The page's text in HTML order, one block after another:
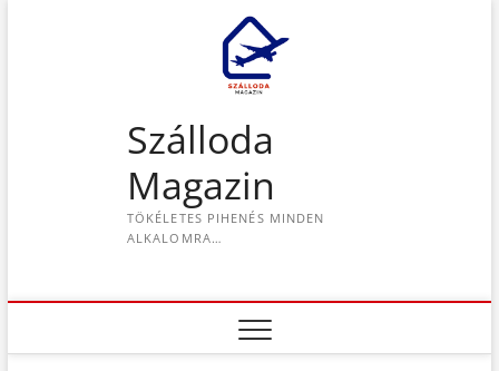
t
Szálloda
Magazin
TÖKÉLETES PIHENÉS MINDEN
ALKALOMRA…